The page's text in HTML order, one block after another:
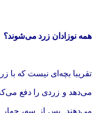
همه نوزادان زرد می‌شوند؟
تقریبا بچه‌ای نیست كه با
می‌دهد و زردی را دفع
می‌دهند. پس از سه، چهار